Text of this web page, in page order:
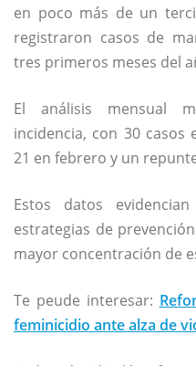
en poco más de un
registraron casos de
tres primeros meses del
El análisis mensual
incidencia, con 30
21 en febrero y un
Estos datos
estrategias de
mayor concentración de
Te peude interesar:
feminicidio ante alza de